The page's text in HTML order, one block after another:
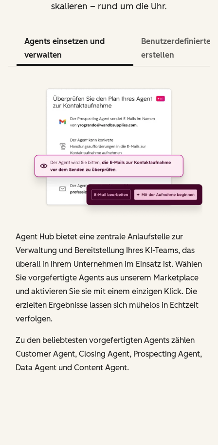
skalieren – rund um die Uhr.
Agents einsetzen und
verwalten
Benutzerdefinierte
erstellen
Agent Hub bietet eine zentrale Anlaufstelle zur
Verwaltung und Bereitstellung Ihres KI-Teams, das
überall in Ihrem Unternehmen im Einsatz ist. Wählen
Sie vorgefertigte Agents aus unserem Marketplace
und aktivieren Sie sie mit einem einzigen Klick. Die
erzielten Ergebnisse lassen sich mühelos in Echtzeit
verfolgen.
Zu den beliebtesten vorgefertigten Agents zählen
Customer Agent, Closing Agent, Prospecting Agent,
Data Agent und Content Agent.